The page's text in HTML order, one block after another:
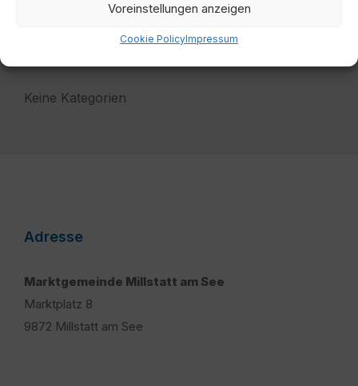
Voreinstellungen anzeigen
Cookie PolicyImpressum
Keine Kategorien
Adresse
Marktgemeinde Millstatt am See
Marktplatz 8
9872 Millstatt am See